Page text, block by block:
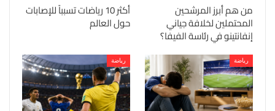
من هم أبرز المرشحين
المحتملين لخلافة جياني
إنفانتينو في رئاسة الفيفا؟
أكثر 10 رياضات تسبباً للإصابات
حول العالم
رياضة رياضة